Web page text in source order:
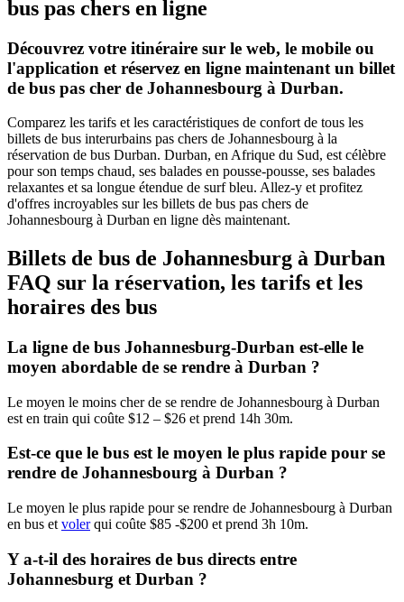
bus pas chers en ligne
Découvrez votre itinéraire sur le web, le mobile ou
l'application et réservez en ligne maintenant un billet
de bus pas cher de Johannesbourg à Durban.
Comparez les tarifs et les caractéristiques de confort de tous les
billets de bus interurbains pas chers de Johannesbourg à la
réservation de bus Durban. Durban, en Afrique du Sud, est célèbre
pour son temps chaud, ses balades en pousse-pousse, ses balades
relaxantes et sa longue étendue de surf bleu. Allez-y et profitez
d'offres incroyables sur les billets de bus pas chers de
Johannesbourg à Durban en ligne dès maintenant.
Billets de bus de Johannesburg à Durban
FAQ sur la réservation, les tarifs et les
horaires des bus
La ligne de bus Johannesburg-Durban est-elle le
moyen abordable de se rendre à Durban ?
Le moyen le moins cher de se rendre de Johannesbourg à Durban
est en train qui coûte $12 – $26 et prend 14h 30m.
Est-ce que le bus est le moyen le plus rapide pour se
rendre de Johannesbourg à Durban ?
Le moyen le plus rapide pour se rendre de Johannesbourg à Durban
en bus et volerqui coûte $85 -$200 et prend 3h 10m.
Y a-t-il des horaires de bus directs entre
Johannesburg et Durban ?